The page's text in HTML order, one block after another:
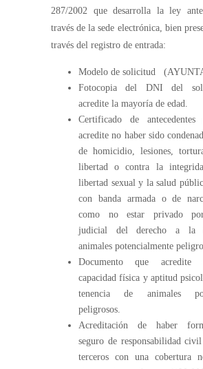
287/2002 que desarrolla la ley
través de la sede electrónica, bien
través del registro de entrada:
Modelo de solicitud
Fotocopia del DNI del
acredite la mayoría de edad.
Certificado de antecedentes
acredite no haber sido
de homicidio, lesiones,
libertad o contra la
libertad sexual y la salud
con banda armada o de
como no estar privado
judicial del derecho a la
animales potencialmente
Documento que acredite
capacidad física y aptitud
tenencia de animales
peligrosos.
Acreditación de haber
seguro de responsabilidad
terceros con una cobertura